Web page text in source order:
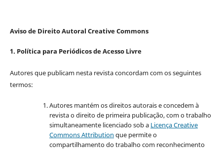
Aviso de Direito Autoral Creative Commons
1. Política para Periódicos de Acesso Livre
Autores que publicam nesta revista concordam com os seguintes
termos:
Autores mantém os direitos autorais e concedem à
revista o direito de primeira publicação, com o trabalho
simultaneamente licenciado sob a Licença Creative
Commons Attribution que permite o
compartilhamento do trabalho com reconhecimento